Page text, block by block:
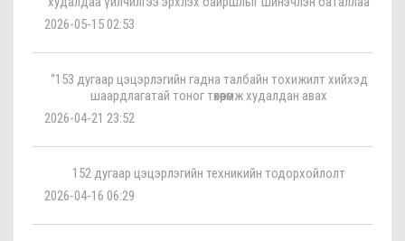
2026-05-15 02:53
“153 дугаар цэцэрлэгийн гадна талбайн тохижилт хийхэд
шаардлагатай тоног төхөөрөмж худалдан авах
2026-04-21 23:52
152 дугаар цэцэрлэгийн техникийн тодорхойлолт
2026-04-16 06:29